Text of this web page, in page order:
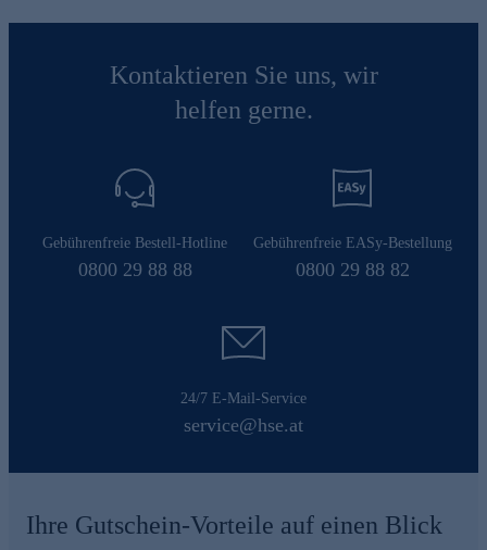
Kontaktieren Sie uns, wir
helfen gerne.
Gebührenfreie Bestell-Hotline
0800 29 88 88
Gebührenfreie EASy-Bestellung
0800 29 88 82
24/7 E-Mail-Service
service@hse.at
Ihre Gutschein-Vorteile auf einen Blick